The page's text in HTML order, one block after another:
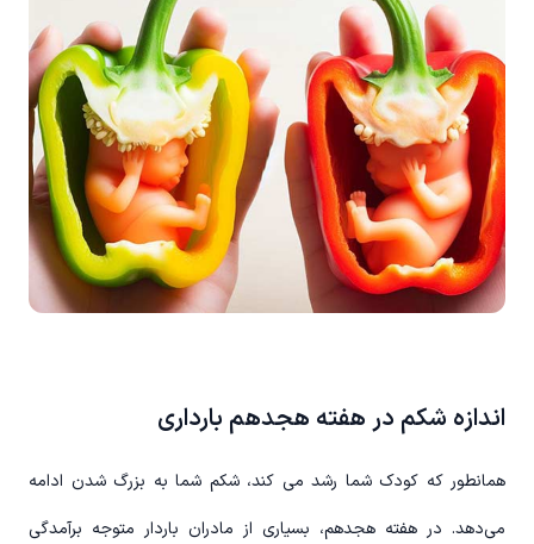
اندازه شکم در هفته هجدهم بارداری
همانطور که کودک شما رشد می کند، شکم شما به بزرگ شدن ادامه
می‌دهد. در هفته هجدهم، بسیاری از مادران باردار متوجه برآمدگی